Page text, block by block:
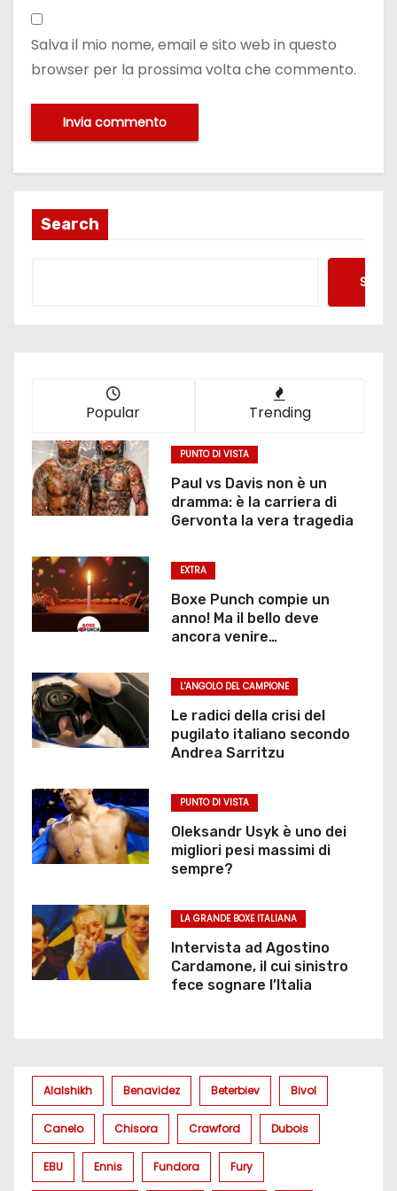
Salva il mio nome, email e sito web in questo
browser per la prossima volta che commento.
Search
Popular Trending
PUNTO DI VISTA
Paul vs Davis non è un
dramma: è la carriera di
Gervonta la vera tragedia
EXTRA
Boxe Punch compie un
anno! Ma il bello deve
ancora venire…
L'ANGOLO DEL CAMPIONE
Le radici della crisi del
pugilato italiano secondo
Andrea Sarritzu
PUNTO DI VISTA
Oleksandr Usyk è uno dei
migliori pesi massimi di
sempre?
LA GRANDE BOXE ITALIANA
Intervista ad Agostino
Cardamone, il cui sinistro
fece sognare l’Italia
Alalshikh Benavidez Beterbiev Bivol
Canelo Chisora Crawford Dubois
EBU Ennis Fundora Fury